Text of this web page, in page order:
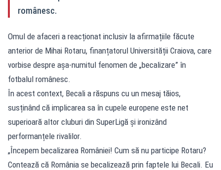
românesc.
Omul de afaceri a reacționat inclusiv la afirmațiile făcute
anterior de Mihai Rotaru, finanțatorul Universității Craiova, care
vorbise despre așa-numitul fenomen de „becalizare” în
fotbalul românesc.
În acest context, Becali a răspuns cu un mesaj tăios,
susținând că implicarea sa în cupele europene este net
superioară altor cluburi din SuperLigă și ironizând
performanțele rivalilor.
„Începem becalizarea României! Cum să nu participe Rotaru?
Contează că România se becalizează prin faptele lui Becali. Eu